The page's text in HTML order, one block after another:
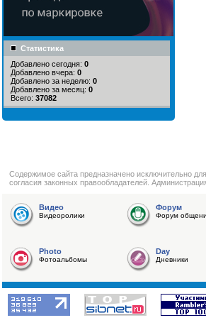
Статистика
Добавлено сегодня: 0
Добавлено вчера: 0
Добавлено за неделю: 0
Добавлено за месяц: 0
Всего: 37082
Cодержимое сайта предназначено исключительно
согласия законных правообладателей.
Видео
Видеоролики
Форум
Форум
Photo
Фотоальбомы
Day
Дневники